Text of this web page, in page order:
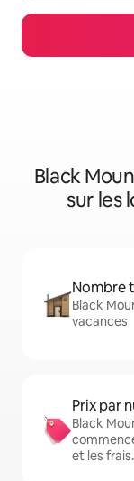
Black
sur les
Nombre
Black
vacances
Prix par
Black
et les frais.